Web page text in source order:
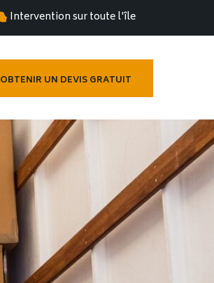
Intervention sur toute l'île
OBTENIR UN DEVIS GRATUIT